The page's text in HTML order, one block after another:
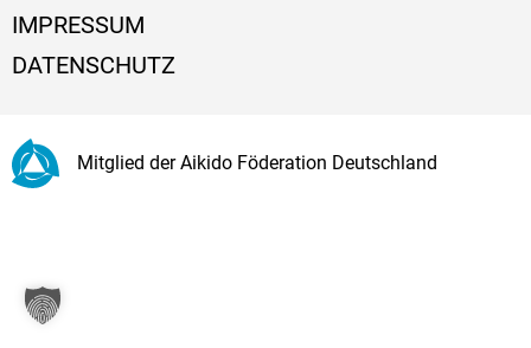
IMPRESSUM
DATENSCHUTZ
Mitglied der Aikido Föderation Deutschland